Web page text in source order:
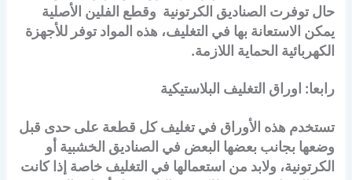
حال توفرت الصناديق الكرتونية وقطع الفلين الأصلية
يمكن الاستعانة بها في التغليف، هذه المواد توفر للأجهزة
الكهربائية الحماية اللازمة.
رابعا: اوراق التغليف البلاستيكية
تستخدم هذه الأوراق في تغليف كل قطعة على حدى قبل
وضعها بجانب بعضها البعض في الصناديق الخشبية أو
الكرتونية، ولابد من استعمالها في التغليف خاصة إذا كانت